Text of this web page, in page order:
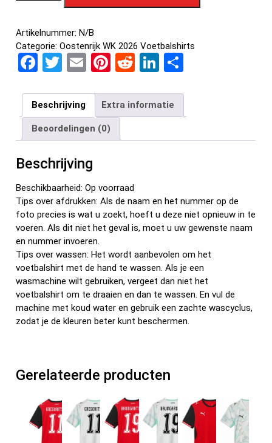
Artikelnummer:N/B
Categorie:Oostenrijk WK 2026 Voetbalshirts
F
ce
b
o
o
k
T
tt
er
E
ail
Pi
er
es
t
R
d
di
t
Li
ke
dI
n
e
n
Beschrijving Extra informatie
Beoordelingen (0)
Beschrijving
Beschikbaarheid: Op voorraad
Tips over afdrukken: Als de naam en het nummer op de
foto precies is wat u zoekt, hoeft u deze niet opnieuw in te
voeren. Als dit niet het geval is, moet u uw gewenste naam
en nummer invoeren.
Tips over wassen: Het wordt aanbevolen om het
voetbalshirt met de hand te wassen. Als je een
wasmachine wilt gebruiken, vergeet dan niet het
voetbalshirt om te draaien en dan te wassen. En vul de
machine met koud water en gebruik een zachte wascyclus,
zodat je de kleuren beter kunt beschermen.
Gerelateerde producten